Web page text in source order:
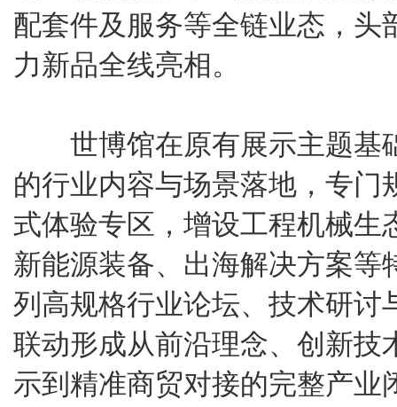
配套件及服务等全链业态，头
力新品全线亮相。
世博馆在原有展示主题基
的行业内容与场景落地，专门
式体验专区，增设工程机械生
新能源装备、出海解决方案等
列高规格行业论坛、技术研讨
联动形成从前沿理念、创新技
示到精准商贸对接的完整产业